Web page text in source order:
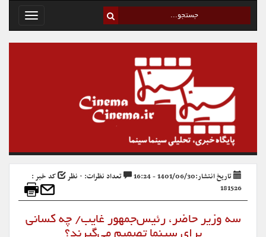
Toggle
تاریخ انتشار:1401/06/30 - 16:24 تعداد نظرات: ۰ نظر
کد خبر :
181526
سه وزیر حاضر، رئیس‌جمهور غایب/ چه کسانی
برای سینما تصمیم می‌گیرند؟